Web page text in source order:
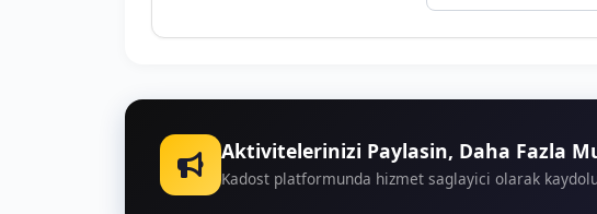
*Profesyonel biniciler 2 saatlik arazi binişine
bölümünden paket içeriğini artırabilirsiniz. Toplu
KARTEPE AT ÇİFTLİĞİ İÇİN
Aktivitelerinizi Paylasin, Daha Fazla
Kadost platformunda hizmet saglayici olarak